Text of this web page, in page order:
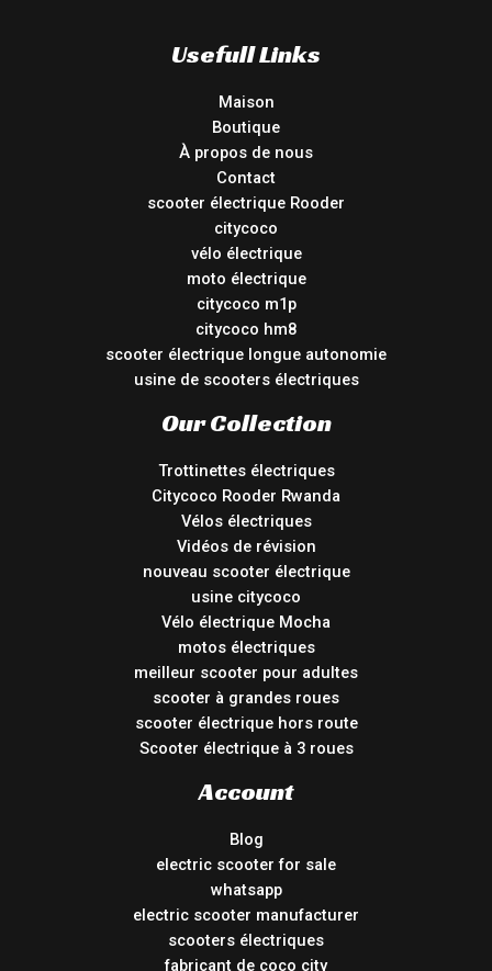
Usefull Links
Maison
Boutique
À propos de nous
Contact
scooter électrique Rooder
citycoco
vélo électrique
moto électrique
citycoco m1p
citycoco hm8
scooter électrique longue autonomie
usine de scooters électriques
Our Collection
Trottinettes électriques
Citycoco Rooder Rwanda
Vélos électriques
Vidéos de révision
nouveau scooter électrique
usine citycoco
Vélo électrique Mocha
motos électriques
meilleur scooter pour adultes
scooter à grandes roues
scooter électrique hors route
Scooter électrique à 3 roues
Account
Blog
electric scooter for sale
whatsapp
electric scooter manufacturer
scooters électriques
fabricant de coco city